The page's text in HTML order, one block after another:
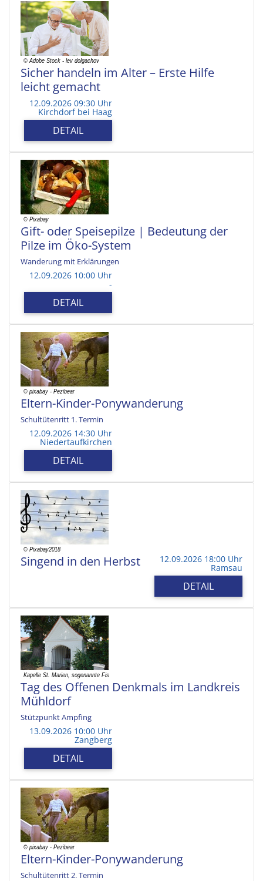
Sicher handeln im Alter – Erste Hilfe
leicht gemacht
12.09.2026 09:30 Uhr
Kirchdorf bei Haag
DETAIL
Gift- oder Speisepilze | Bedeutung der
Pilze im Öko-System
Wanderung mit Erklärungen
12.09.2026 10:00 Uhr
-
DETAIL
Eltern-Kinder-Ponywanderung
Schultütenritt 1. Termin
12.09.2026 14:30 Uhr
Niedertaufkirchen
DETAIL
Singend in den Herbst 12.09.2026 18:00 Uhr
Ramsau
DETAIL
Tag des Offenen Denkmals im Landkreis
Mühldorf
Stützpunkt Ampfing
13.09.2026 10:00 Uhr
Zangberg
DETAIL
Eltern-Kinder-Ponywanderung
Schultütenritt 2. Termin